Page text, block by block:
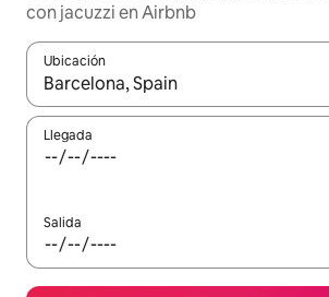
con jacuzzi en Airbnb
Ubicación
Cuando los resultados estén
Llegada
Salida